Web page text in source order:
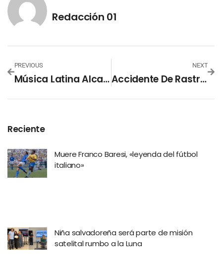
Redacción 01
PREVIOUS
Música Latina Alcanza Récord De 1.400 Millones De Dólares En Ingresos En EEUU En 2024
NEXT
Accidente De Rastra Con Desechos Sólidos Deja Un Lesionado En San Vicente
Reciente
Muere Franco Baresi, «leyenda del fútbol
italiano»
Niña salvadoreña será parte de misión
satelital rumbo a la Luna